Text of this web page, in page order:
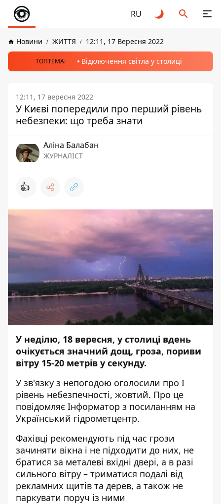
RU
Новини ЖИТТЯ 12:11, 17 Вересня 2022
ТОПТЕМА: Відключення світла у столиці
12:11, 17 вересня 2022
У Києві попередили про перший рівень
небезпеки: що треба знати
Аліна Балабан
ЖУРНАЛІСТ
👍
У неділю, 18 вересня, у столиці вдень
очікується значний дощ, гроза, пориви
вітру 15-20 метрів у секунду.
У зв'язку з непогодою оголосили про І
рівень небезпечності, жовтий. Про це
повідомляє Інформатор з посиланням на
Український гідрометцентр.
Фахівці рекомендують під час грози
зачиняти вікна і не підходити до них, не
братися за металеві вхідні двері, а в разі
сильного вітру – триматися подалі від
рекламних щитів та дерев, а також не
паркувати поруч із ними